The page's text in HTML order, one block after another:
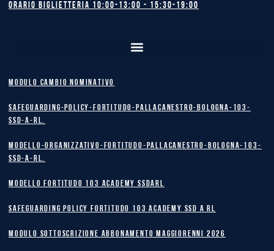
Orario biglietteria 10:00-13:00 - 15:30-19:00
MODULO CAMBIO NOMINATIVO
safeguarding-policy-Fortitudo-Pallacanestro-Bologna-103-
SSD-A-RL.
Modello-Organizzativo-Fortitudo-Pallacanestro-Bologna-103-
SSD-A-RL.
MODELLO FORTITUDO 103 ACADEMY SSDARL
safeguarding policy Fortitudo 103 Academy SSD A RL
MODULO SOTTOSCRIZIONE ABBONAMENTO MAGGIORENNI 2026